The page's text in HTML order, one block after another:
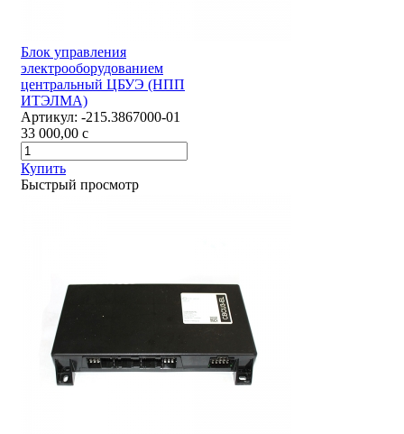
Блок управления
электрооборудованием
центральный ЦБУЭ (НПП
ИТЭЛМА)
Артикул: -215.3867000-01
33 000,00 c
Купить
Быстрый просмотр